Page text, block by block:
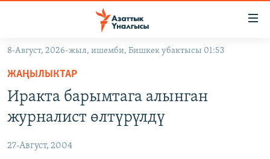
Навигацияга
өтүңүз
Издөөгө
салыңыз
КЫРГЫЗСТАН
КЫРГЫЗСТАН
ЭКОНОМИКА
ДҮЙНӨ
БОРБОР АЗИЯ
УКРАИНА
АТАЙЫН ИЛИКТӨӨ
8-Август, 2026-жыл, ишемби, Бишкек убактысы 01:53
ЖАҢЫЛЫКТАР
Иракта барымтага алынган
журналист өлтүрүлдү
27-Август, 2004